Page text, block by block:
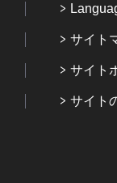
サイト
サイト
サイト